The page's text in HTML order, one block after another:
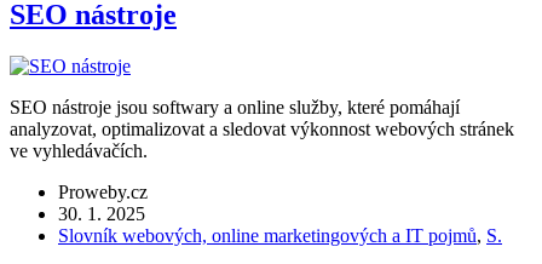
SEO nástroje
SEO nástroje jsou softwary a online služby, které pomáhají
analyzovat, optimalizovat a sledovat výkonnost webových stránek
ve vyhledávačích.
Proweby.cz
30. 1. 2025
Slovník webových, online marketingových a IT pojmů, S.